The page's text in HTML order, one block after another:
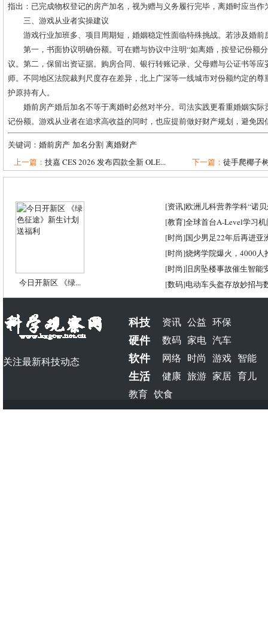
指出：已完成物权登记的房产加名，视为赠与义务履行完毕，离婚时应当
三、游戏从业者实操建议
游戏行业加班多、项目周期短，婚姻稳定性面临特殊挑战。若涉及婚
第一，书面协议明确份额。可在赠与协议中注明“如离婚，按登记份额
议。第二，保留出资证据。购房合同、银行转账记录、父母赠与公证书等
师。不同地区法院裁判尺度存在差异，北上广深等一线城市对份额约定的
护原持有人。
婚前房产婚后加名不等于离婚时必然对半分。司法实践更看重婚姻实
记份额。游戏从业者在追求高收益的同时，也应提前做好财产规划，避免
关键词： 婚前房产 加名分割 离婚财产
上一篇： 技嘉 CES 2026 发布四款全新 OLE... 下一篇： 徒手爬椰子
今日开新区 《绿...
[资讯]欧洲儿科营养学科“诺
[教育]全球首台A-Level学习
[时尚]国少男足22年后再进亚
[时尚]烧烤学院爆火，4000人
[时尚]旧房坠楼事故催生智能
[数码]电动车头盔存放妙招与
关注最新科技动态
科技 资讯 公益 环保
硬件 数码 家电 汽车
软件 网络 时尚 游戏 智能
生活 健康 旅游 家居 育儿
教育 饮食